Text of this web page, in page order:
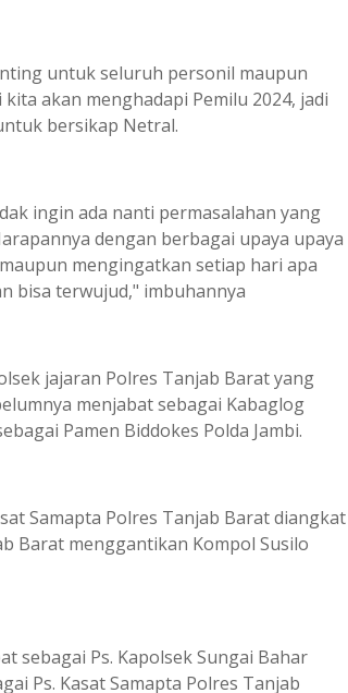
untuk seluruh personil maupun
akan menghadapi Pemilu 2024, jadi
bersikap Netral.
ingin ada nanti permasalahan yang
dengan berbagai upaya upaya
mengingatkan setiap hari apa
bisa terwujud," imbuhannya
jajaran Polres Tanjab Barat yang
menjabat sebagai Kabaglog
Pamen Biddokes Polda Jambi.
Samapta Polres Tanjab Barat diangkat
Barat menggantikan Kompol Susilo
sebagai Ps. Kapolsek Sungai Bahar
Ps. Kasat Samapta Polres Tanjab